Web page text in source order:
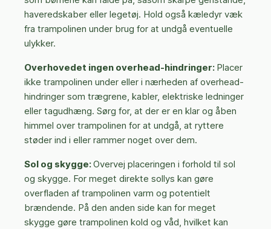
haveredskaber eller legetøj. Hold også kæledyr væk
fra trampolinen under brug for at undgå eventuelle
ulykker.
Overhovedet ingen overhead-hindringer: Placer
ikke trampolinen under eller i nærheden af overhead-
hindringer som trægrene, kabler, elektriske ledninger
eller tagudhæng. Sørg for, at der er en klar og åben
himmel over trampolinen for at undgå, at ryttere
støder ind i eller rammer noget over dem.
Sol og skygge:Overvej placeringen i forhold til sol
og skygge. For meget direkte sollys kan gøre
overfladen af trampolinen varm og potentielt
brændende. På den anden side kan for meget
skygge gøre trampolinen kold og våd, hvilket kan